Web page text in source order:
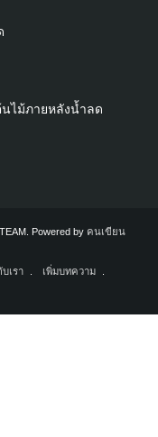
ไม้ภายหลังน้ำลด
Powered by คนเขียน
บเรา
เพิ่มบทความ